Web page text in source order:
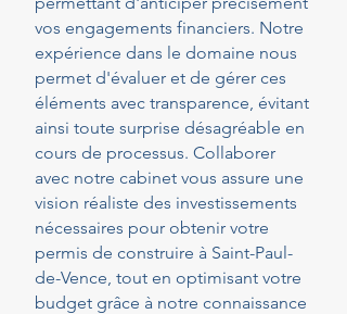
vos engagements financiers. Notre
expérience dans le domaine nous
permet d'évaluer et de gérer ces
éléments avec transparence, évitant
ainsi toute surprise désagréable en
cours de processus. Collaborer
avec notre cabinet vous assure une
vision réaliste des investissements
nécessaires pour obtenir votre
permis de construire à Saint-Paul-
de-Vence, tout en optimisant votre
budget grâce à notre connaissance